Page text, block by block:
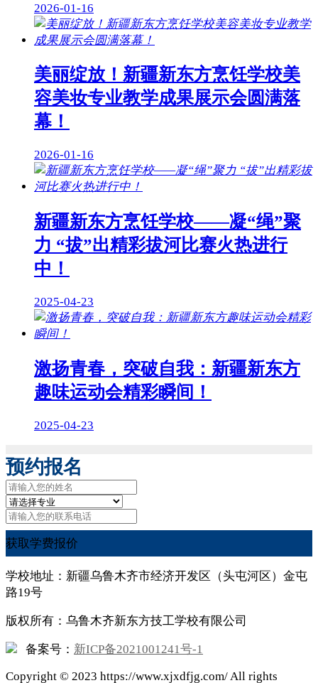
2026-01-16
美丽绽放！新疆新东方烹饪学校美
容美妆专业教学成果展示会圆满落
幕！
2026-01-16
新疆新东方烹饪学校——凝“绳”聚
力 “拔”出精彩拔河比赛火热进行
中！
2025-04-23
激扬青春，突破自我：新疆新东方
趣味运动会精彩瞬间！
2025-04-23
预约报名
获取学费报价
学校地址：新疆乌鲁木齐市经济开发区（头屯河区）金屯
路19号
版权所有：乌鲁木齐新东方技工学校有限公司
备案号： 新ICP备2021001241号-1
Copyright © 2023 https://www.xjxdfjg.com/ All rights